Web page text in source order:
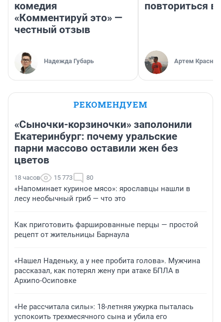
комедия
«Комментируй это» —
честный отзыв
Надежда Губарь
повториться
Артем Краснов
РЕКОМЕНДУЕМ
«Сыночки-корзиночки» заполонили
Екатеринбург: почему уральские
парни массово оставили жен без
цветов
18 часов 15 773 80
«Напоминает куриное мясо»: ярославцы нашли в
лесу необычный гриб — что это
Как приготовить фаршированные перцы — простой
рецепт от жительницы Барнаула
«Нашел Наденьку, а у нее пробита голова». Мужчина
рассказал, как потерял жену при атаке БПЛА в
Архипо-Осиповке
«Не рассчитала силы»: 18-летняя ужурка пыталась
успокоить трехмесячного сына и убила его